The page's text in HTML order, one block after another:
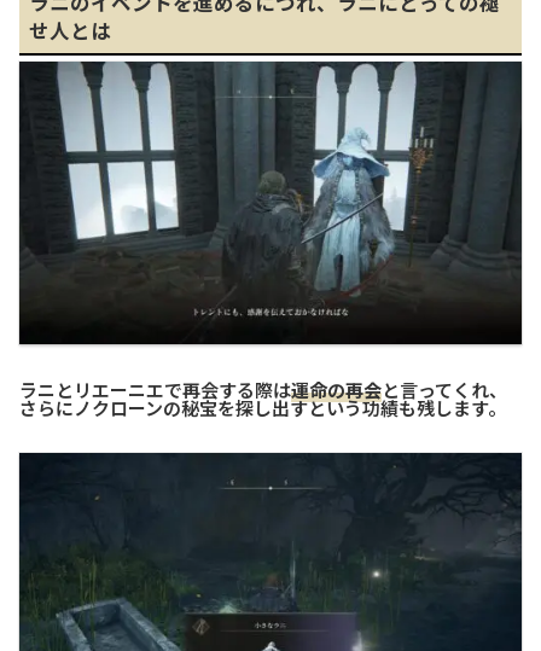
せ人とは
ラニとリエーニエで再会する際は運命の再会と言ってくれ、
さらにノクローンの秘宝を探し出すという功績も残します。